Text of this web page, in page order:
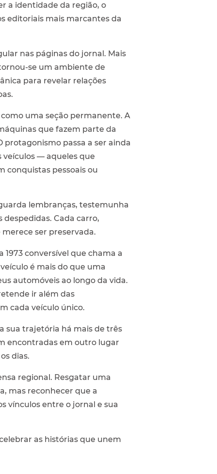
a identidade da região, o
editoriais mais marcantes da
nas páginas do jornal. Mais
se um ambiente de
para revelar relações
uma seção permanente. A
que fazem parte da
protagonismo passa a ser ainda
veículos — aqueles que
conquistas pessoais ou
lembranças, testemunha
Cada carro,
ser preservada.
conversível que chama a
é mais do que uma
automóveis ao longo da vida.
ir além das
cada veículo único.
sua trajetória há mais de três
encontradas em outro lugar
dias.
regional. Resgatar uma
mas reconhecer que a
vínculos entre o jornal e sua
as histórias que unem